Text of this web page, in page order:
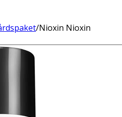
/Nioxin Nioxin